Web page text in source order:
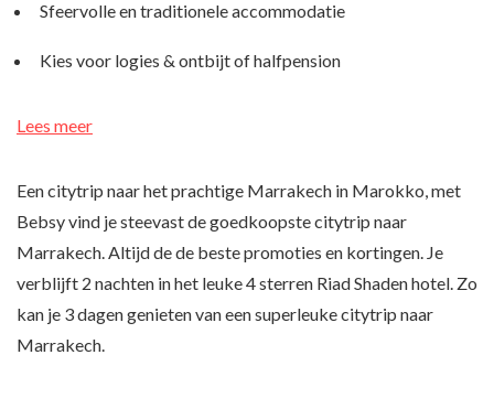
Sfeervolle en traditionele accommodatie
Kies voor logies & ontbijt of halfpension
Lees meer
Een citytrip naar het prachtige Marrakech in Marokko, met
Bebsy vind je steevast de goedkoopste citytrip naar
Marrakech. Altijd de de beste promoties en kortingen. Je
verblijft 2 nachten in het leuke 4 sterren Riad Shaden hotel. Zo
kan je 3 dagen genieten van een superleuke citytrip naar
Marrakech.